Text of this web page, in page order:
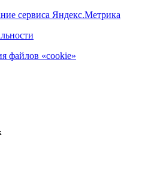
сервиса Яндекс.Метрика
файлов «cookie»